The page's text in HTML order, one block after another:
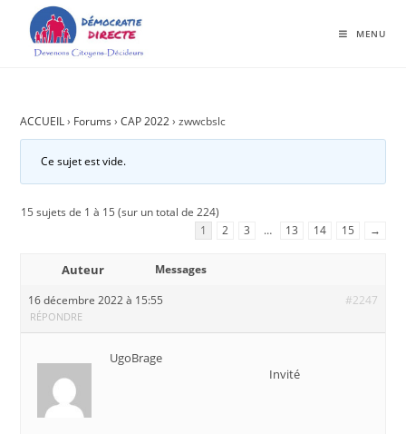
MENU
ACCUEIL › Forums › CAP 2022 › zwwcbslc
Ce sujet est vide.
15 sujets de 1 à 15 (sur un total de 224)
1
2 3 … 13 14 15 →
Auteur
Messages
16 décembre 2022 à 15:55
#2247
RÉPONDRE
UgoBrage
Invité